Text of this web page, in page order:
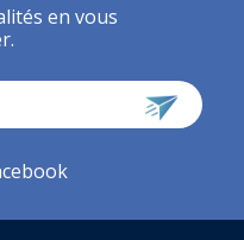
en vous